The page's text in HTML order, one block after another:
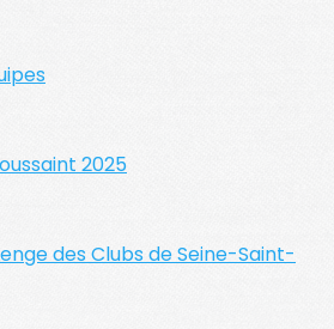
2025
des Clubs de Seine-Saint-